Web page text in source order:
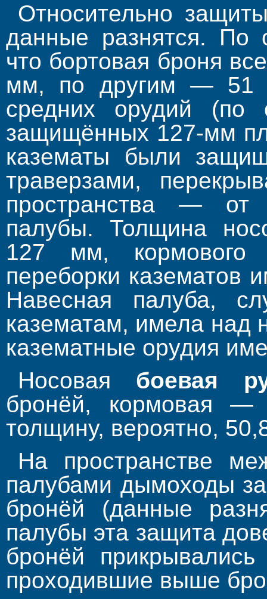
Относительно
данные разнятся. По
что бортовая броня
мм, по другим — 51
средних орудий (по
защищённых 127-мм
казематы были
траверзами,
пространства — от
палубы. Толщина
127 мм,
переборки казематов
Навесная палуба,
казематам, имела
казематные орудия
Носовая боевая
бронёй, кормовая
толщину, вероятно,
На пространстве
палубами дымоходы
бронёй (данные
палубы эта защита
бронёй
проходившие выше